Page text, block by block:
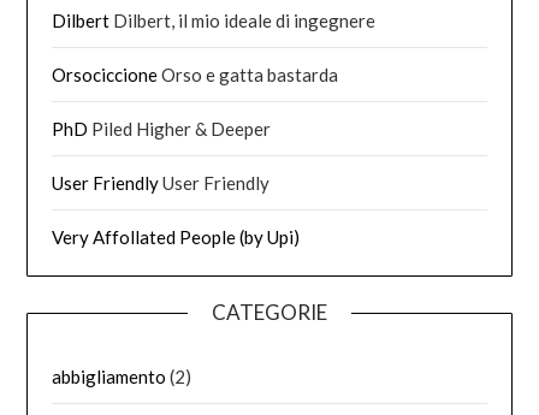
Dilbert Dilbert, il mio ideale di ingegnere
OrsociccioneOrso e gatta bastarda
PhD Piled Higher & Deeper
User FriendlyUser Friendly
Very Affollated People (by Upi)
CATEGORIE
abbigliamento (2)